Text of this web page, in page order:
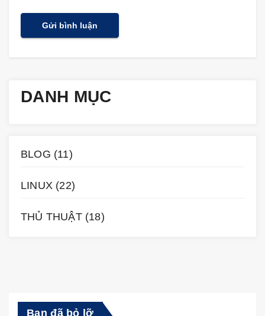
DANH MỤC
BLOG (11)
LINUX (22)
THỦ THUẬT(18)
Bạn đã bỏ lỡ